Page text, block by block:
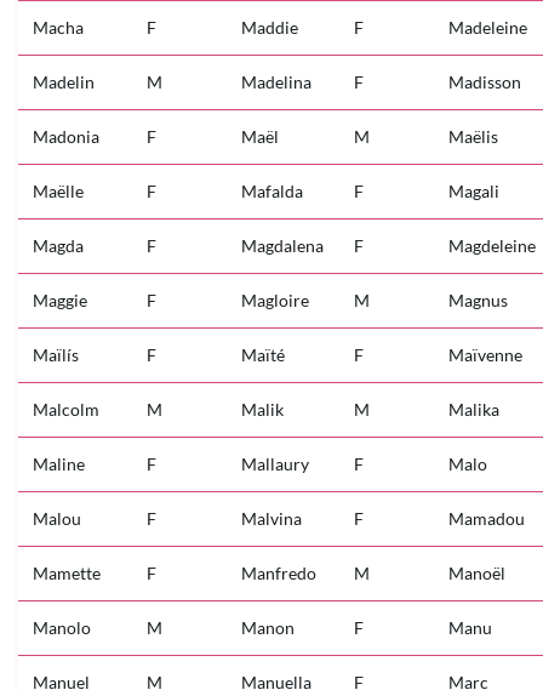
Macha F Maddie F Madeleine
Madelin M Madelina F Madisson
Madonia F Maël M Maëlis
Maëlle F Mafalda F Magali
Magda F Magdalena F Magdeleine
Maggie F Magloire M Magnus
Maïlís F Maïté F Maïvenne
Malcolm M Malik M Malika
Maline F Mallaury F Malo
Malou F Malvina F Mamadou
Mamette F Manfredo M Manoël
Manolo M Manon F Manu
Manuel M Manuella F Marc